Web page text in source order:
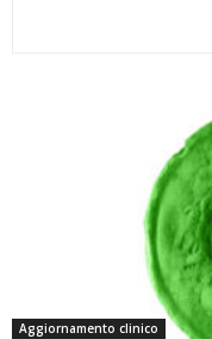
Aggiornamento clinico